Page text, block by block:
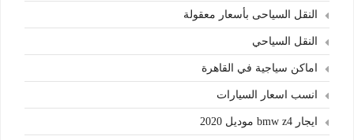
النقل السياحى بأسعار معقولة
النقل السياحي
اماكن سياجية في القاهرة
انسب اسعار السيارات
ايجار bmw z4 موديل 2020